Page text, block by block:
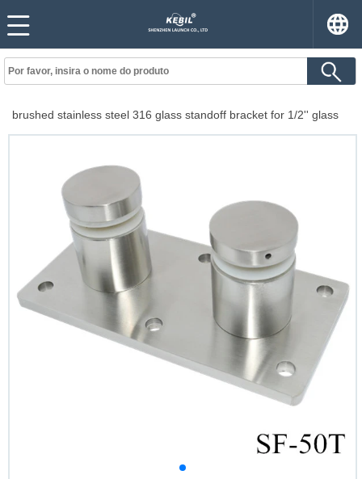
brushed stainless steel 316 glass standoff bracket for 1/2'' glass